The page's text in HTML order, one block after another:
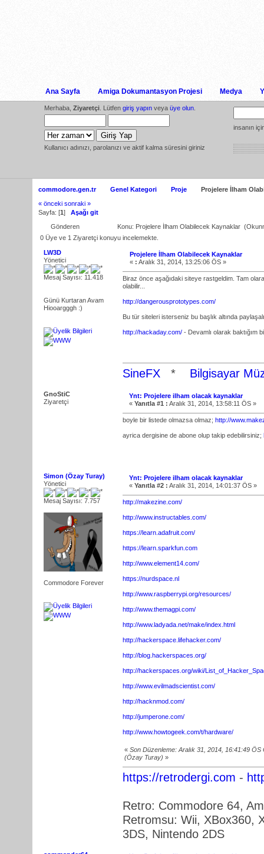
Ana Sayfa Amiga Dokumantasyon Projesi Medya
Merhaba, Ziyaretçi . Lütfen giriş yapın veya üye olun
Kullanıcı adınızı, parolanızı ve aktif kalma süresini giriniz
insanın
commodore.gen.tr Genel Kategori Proje
Projelere İlham
« önceki sonraki »
Sayfa: [1] Aşağı git
Gönderen
Konu: Projelere İlham Olabilecek Kaynaklar
0 Üye ve 1 Ziyaretçi konuyu incelemekte.
LW3D
Yönetici
Mesaj Sayısı: 11.418
Günü Kurtaran Avam
Hiooargggh :)
Projelere İlham Olabilecek Kaynaklar
« : Aralık 31, 2014, 13:25:06 ÖS »
Biraz önce aşağıdaki siteye rastgeldim. Tam
olabilir...
http://dangerousprototypes.com/
Bu tür siteleri isterseniz bu başlık altında
http://hackaday.com/ - Devamlı olarak baktığım
SineFX * Bilgisayar
GnoStiC
Ziyaretçi
Ynt: Projelere ilham olacak kaynaklar
« Yanıtla #1 : Aralık 31, 2014, 13:58:11 ÖS »
boyle bir listede olmazsa olmaz; http://
ayrica dergisine de abone olup takip edebilirsiniz;
Simon (Özay Turay)
Yönetici
Mesaj Sayısı: 7.757
Commodore Forever
Ynt: Projelere ilham olacak kaynaklar
« Yanıtla #2 : Aralık 31, 2014, 14:01:37 ÖS »
http://makezine.com/
http://www.instructables.com/
https://learn.adafruit.com/
https://learn.sparkfun.com
http://www.element14.com/
https://nurdspace.nl
http://www.raspberrypi.org/resources/
http://www.themagpi.com/
http://www.ladyada.net/make/index.html
http://hackerspace.lifehacker.com/
http://blog.hackerspaces.org/
http://hackerspaces.org/wiki/
http://www.evilmadscientist.com/
http://hacknmod.com/
http://jumperone.com/
http://www.howtogeek.com/t/hardware/
« Son Düzenleme: Aralık 31, 2014, 16:41:49 ÖS
(Özay Turay) »
https://retrodergi.com -
Retro: Commodore 64,
Retromsu: Wii, XBox360,
3DS, Nintendo 2DS